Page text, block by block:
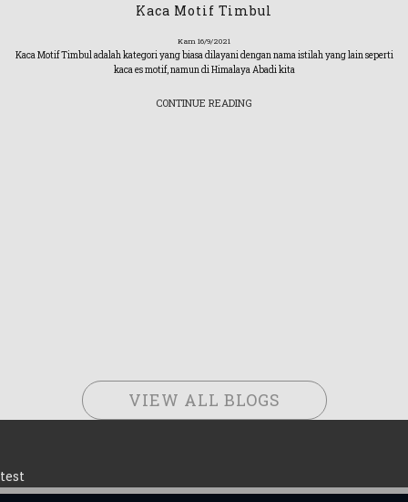
Kaca Motif Timbul
Kam 16/9/2021
Kaca Motif Timbul adalah kategori yang biasa dilayani dengan nama istilah yang lain seperti
kaca es motif, namun di Himalaya Abadi kita
CONTINUE READING
VIEW ALL BLOGS
test